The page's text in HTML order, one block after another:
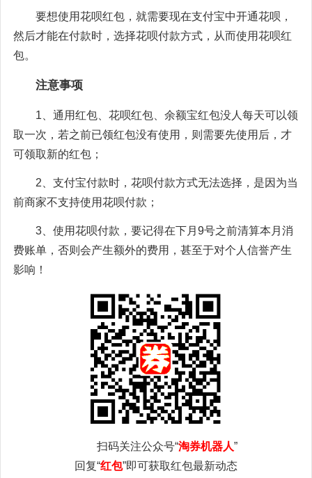
要想使用花呗红包，就需要现在支付宝中开通花呗，
然后才能在付款时，选择花呗付款方式，从而使用花呗红
包。
注意事项
1、通用红包、花呗红包、余额宝红包没人每天可以领
取一次，若之前已领红包没有使用，则需要先使用后，才
可领取新的红包；
2、支付宝付款时，花呗付款方式无法选择，是因为当
前商家不支持使用花呗付款；
3、使用花呗付款，要记得在下月9号之前清算本月消
费账单，否则会产生额外的费用，甚至于对个人信誉产生
影响！
扫码关注公众号“淘券机器人”
回复“红包”即可获取红包最新动态